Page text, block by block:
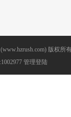
版权所
管理登陆